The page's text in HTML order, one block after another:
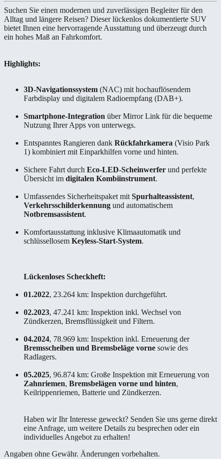
Suchen Sie einen modernen und zuverlässigen Begleiter für den
Alltag und längere Reisen? Dieser lückenlos dokumentierte SUV
bietet Ihnen eine hervorragende Ausstattung und überzeugt durch
ein hohes Maß an Fahrkomfort.
Highlights:
3D-Navigationssystem (NAC) mit hochauflösendem
Farbdisplay und digitalem Radioempfang (DAB+).
Smartphone-Integration über Mirror Link für die bequeme
Nutzung Ihrer Apps von unterwegs.
Entspanntes Rangieren dank Rückfahrkamera (Visio Park
1) kombiniert mit Einparkhilfen vorne und hinten.
Sichere Fahrt durch Eco-LED-Scheinwerfer und perfekte
Übersicht im digitalen Kombiinstrument.
Umfassendes Sicherheitspaket mit Spurhalteassistent,
Verkehrsschilderkennung und automatischem
Notbremsassistent.
Komfortausstattung inklusive Klimaautomatik und
schlüssellosem Keyless-Start-System.
Lückenloses Scheckheft:
01.2022, 23.264 km: Inspektion durchgeführt.
02.2023, 47.241 km: Inspektion inkl. Wechsel von
Zündkerzen, Bremsflüssigkeit und Filtern.
04.2024, 78.969 km: Inspektion inkl. Erneuerung der
Bremsscheiben und Bremsbeläge vorne sowie des
Radlagers.
05.2025, 96.874 km: Große Inspektion mit Erneuerung von
Zahnriemen, Bremsbelägen vorne und hinten,
Keilrippenriemen, Batterie und Zündkerzen.
Haben wir Ihr Interesse geweckt? Senden Sie uns gerne direkt
eine Anfrage, um weitere Details zu besprechen oder ein
individuelles Angebot zu erhalten!
Angaben ohne Gewähr. Änderungen vorbehalten.